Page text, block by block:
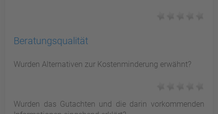
Beratungsqualität
Wurden Alternativen zur Kostenminderung erwähnt?
Wurden das Gutachten und die darin vorkommenden